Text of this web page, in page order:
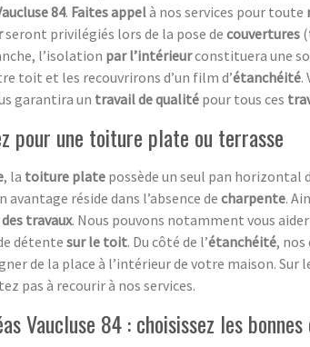
84. Faites appelà nos services pour toute
seront privilégiés lors de la pose de couvertures (
l’isolation par l’intérieurconstituera une
toit et les recouvrirons d’un film d’étanchéité.
garantira un travail de qualité pour tous ces
pour une toiture plate ou terrasse
, la toiture plate possède un seul pan horizontal
avantage réside dans l’absence de charpente.
travaux. Nous pouvons notamment vous aider
détente sur le toit. Du côté de l’étanchéité,
de la place à l’intérieur de votre maison. Sur
pas à recourir à nos services.
Vaucluse 84 : choisissez les